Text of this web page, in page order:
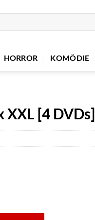
HORROR KOMÖDIE
XXL [4 DVDs]